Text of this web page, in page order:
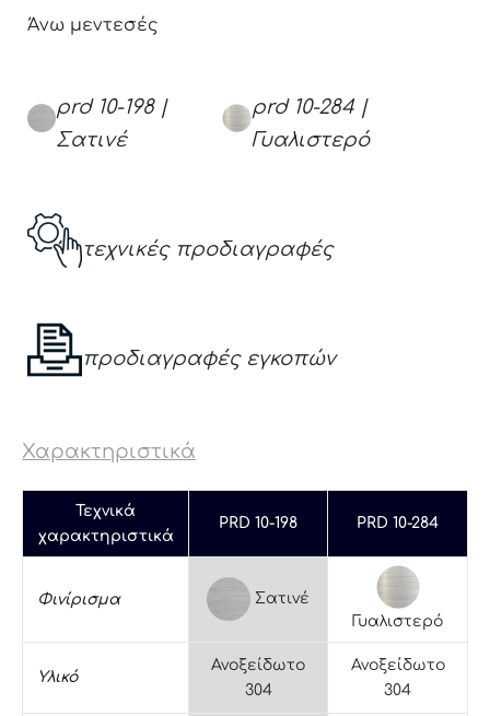
Άνω μεντεσές
prd 10-198 |
Σατινέ
prd 10-284 |
Γυαλιστερό
τεχνικές προδιαγραφές
προδιαγραφές εγκοπών
Χαρακτηριστικά
Τεχνικά
χαρακτηριστικά
PRD 10-198 PRD 10-284
Φινίρισμα
Σατινέ
Γυαλιστερό
Υλικό
Ανοξείδωτο
304
Ανοξείδωτο
304